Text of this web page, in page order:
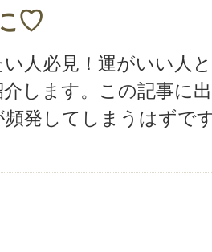
♡
人必見！運がいい人
します。この記事に
頻発してしまうはずで